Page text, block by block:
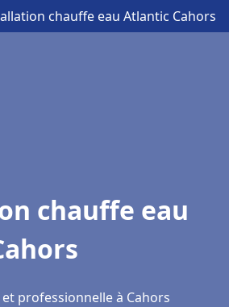
chauffe eau Atlantic Cahors
chauffe eau
professionnelle à Cahors